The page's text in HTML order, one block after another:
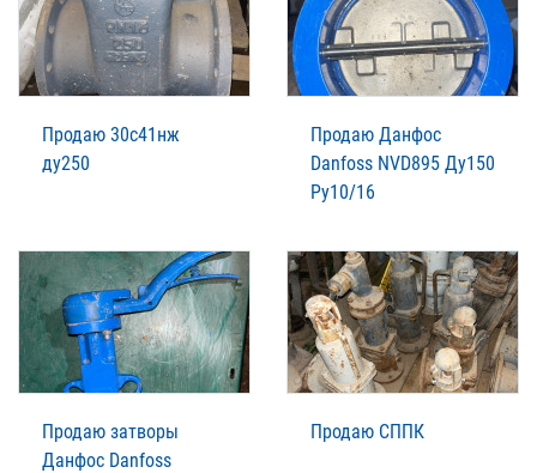
Продаю 30с41нж
ду250
Продаю Данфос
Danfoss NVD895 Ду150
Ру10/16
Продаю затворы
Данфос Danfoss
Продаю СППК